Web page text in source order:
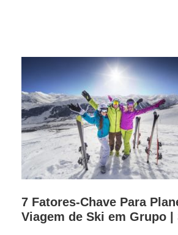
7 Fatores-Chave Para
Viagem de Ski em Grupo